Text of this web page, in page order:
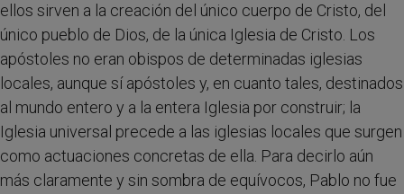
ellos sirven a la creación del único cuerpo de Cristo, del
único pueblo de Dios, de la única Iglesia de Cristo. Los
apóstoles no eran obispos de determinadas iglesias
locales, aunque sí apóstoles y, en cuanto tales, destinados
al mundo entero y a la entera Iglesia por construir; la
Iglesia universal precede a las iglesias locales que surgen
como actuaciones concretas de ella. Para decirlo aún
más claramente y sin sombra de equívocos, Pablo no fue